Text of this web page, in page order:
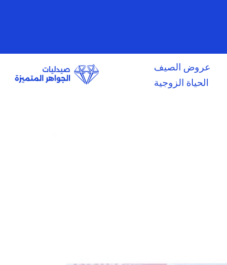
عروض الصيف
الحياة الزوجية